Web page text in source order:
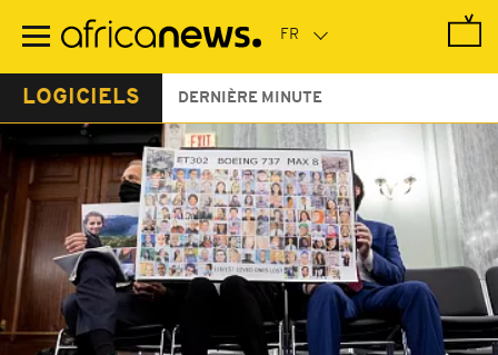
contenu
LOGICIELS DERNIÈRE MINUTE